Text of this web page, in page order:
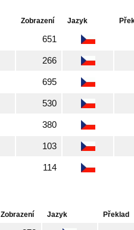
Zobrazení Jazyk
651
266
695
530
380
103
114
Zobrazení Jazyk Překlad